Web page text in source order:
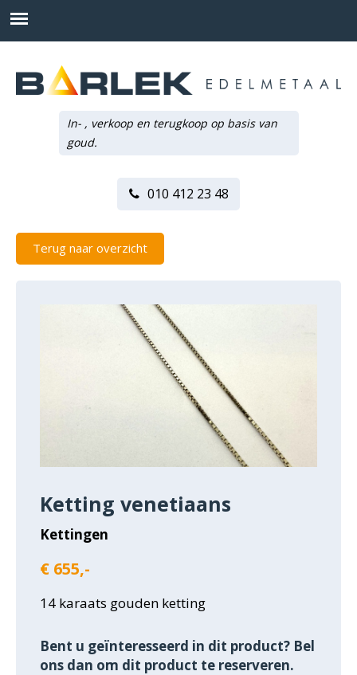
In- , verkoop en terugkoop op basis van
goud.
010 412 23 48
Terug naar overzicht
Ketting venetiaans
Kettingen
€ 655,-
14 karaats gouden ketting
Bent u geïnteresseerd in dit product? Bel
ons dan om dit product te reserveren.